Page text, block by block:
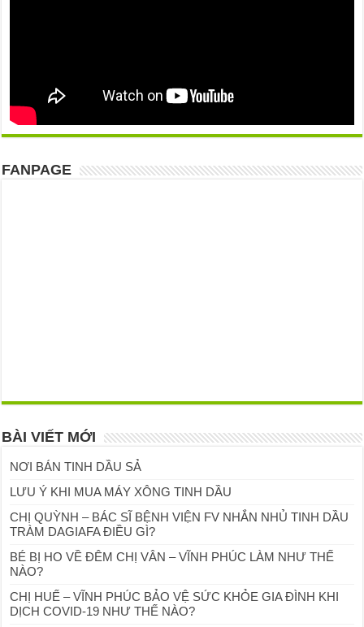
FANPAGE
BÀI VIẾT MỚI
NƠI BÁN TINH DẦU SẢ
LƯU Ý KHI MUA MÁY XÔNG TINH DẦU
CHỊ QUỲNH – BÁC SĨ BỆNH VIỆN FV NHẮN NHỦ TINH DẦU
TRÀM DAGIAFA ĐIỀU GÌ?
BÉ BỊ HO VỀ ĐÊM CHỊ VÂN – VĨNH PHÚC LÀM NHƯ THẾ
NÀO?
CHỊ HUẾ – VĨNH PHÚC BẢO VỆ SỨC KHỎE GIA ĐÌNH KHI
DỊCH COVID-19 NHƯ THẾ NÀO?